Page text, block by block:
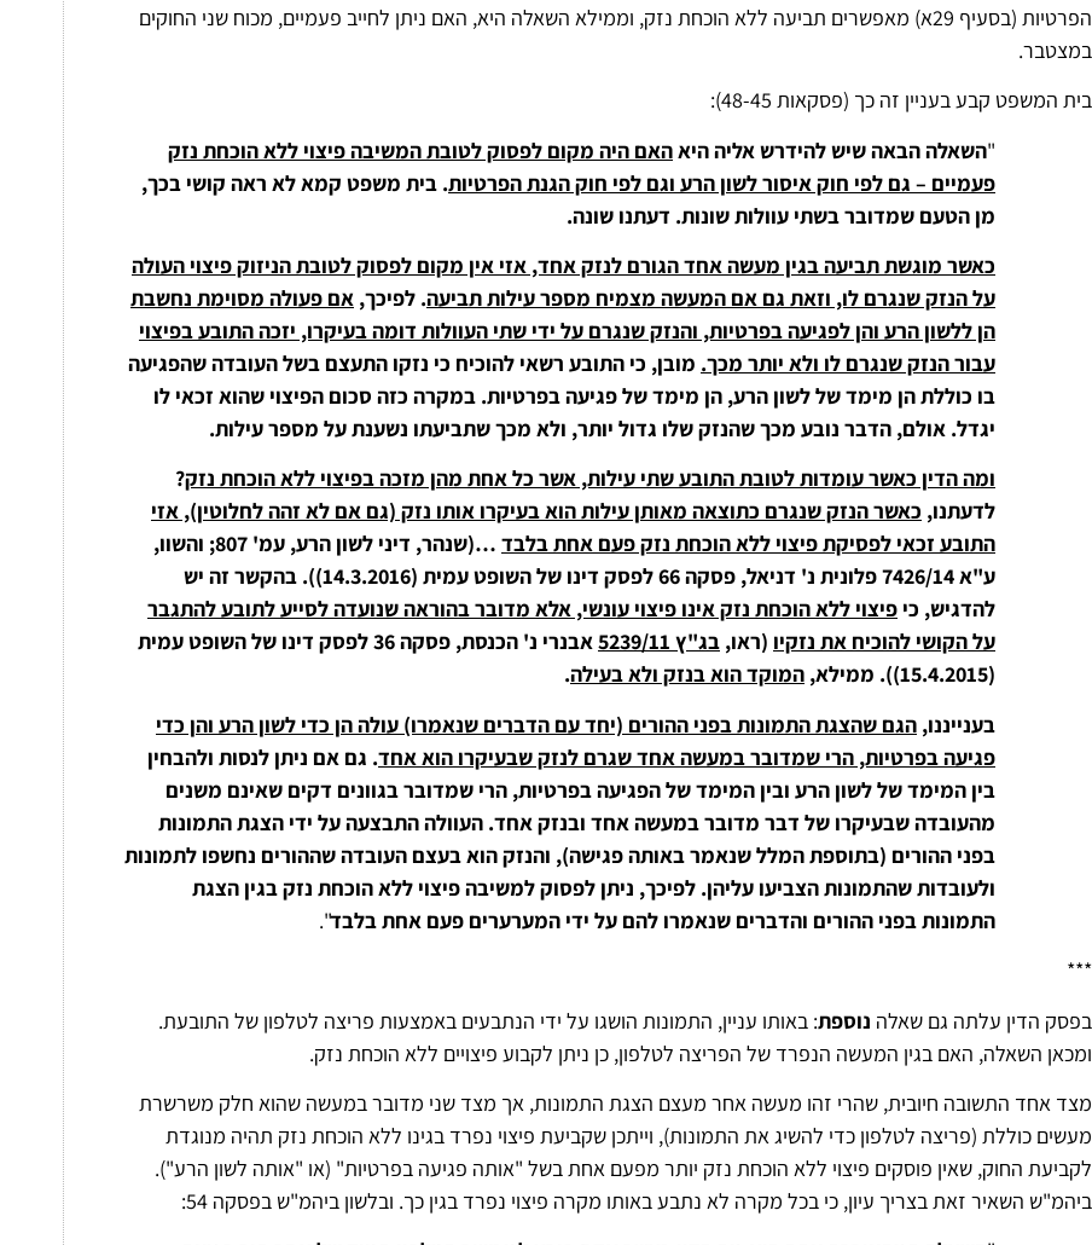
הפרטיות (בסעיף 29א) מאפשרים תביעה ללא הוכחת נזק, וממילא השאלה היא, האם ניתן לחייב פעמיים, מכוח שני החוקים
במצטבר.
בית המשפט קבע בעניין זה כך (פסקאות 48-45):
"השאלה הבאה שיש להידרש אליה היאהאם היה מקום לפסוק לטובת המשיבה פיצוי ללא הוכחת נזק
פעמיים – גם לפי חוק איסור לשון הרע וגם לפי חוק הגנת הפרטיות. בית משפט קמא לא ראה קושי בכך,
מן הטעם שמדובר בשתי עוולות שונות. דעתנו שונה.
כאשר מוגשת תביעה בגין מעשה אחד הגורם לנזק אחד, אזי אין מקום לפסוק לטובת הניזוק פיצוי העולה
על הנזק שנגרם לו, וזאת גם אם המעשה מצמיח מספר עילות תביעה. לפיכך, אם פעולה מסוימת נחשבת
הן ללשון הרע והן לפגיעה בפרטיות, והנזק שנגרם על ידי שתי העוולות דומה בעיקרו, יזכה התובע בפיצוי
עבור הנזק שנגרם לו ולא יותר מכך. מובן, כי התובע רשאי להוכיח כי נזקו התעצם בשל העובדה שהפגיעה
בו כוללת הן מימד של לשון הרע, הן מימד של פגיעה בפרטיות. במקרה כזה סכום הפיצוי שהוא זכאי לו
יגדל. אולם, הדבר נובע מכך שהנזק שלו גדול יותר, ולא מכך שתביעתו נשענת על מספר עילות.
ומה הדין כאשר עומדות לטובת התובע שתי עילות, אשר כל אחת מהן מזכה בפיצוי ללא הוכחת נזק?
לדעתנו, כאשר הנזק שנגרם כתוצאה מאותן עילות הוא בעיקרו אותו נזק (גם אם לא זהה לחלוטין), אזי
התובע זכאי לפסיקת פיצוי ללא הוכחת נזק פעם אחת בלבד
…(שנהר, דיני לשון הרע, עמ' 807; והשוו,
ע"א 7426/14 פלונית נ' דניאל, פסקה 66 לפסק דינו של השופט עמית (14.3.2016)). בהקשר זה יש
להדגיש, כי פיצוי ללא הוכחת נזק אינו פיצוי עונשי, אלא מדובר בהוראה שנועדה לסייע לתובע להתגבר
על הקושי להוכיח את נזקיו (ראו, בג"ץ 5239/11
אבנרי נ' הכנסת, פסקה 36 לפסק דינו של השופט עמית
(15.4.2015)). ממילא,
המוקד הוא בנזק ולא בעילה.
בענייננו, הגם שהצגת התמונות בפני ההורים (יחד עם הדברים שנאמרו) עולה הן כדי לשון הרע והן כדי
פגיעה בפרטיות, הרי שמדובר במעשה אחד שגרם לנזק שבעיקרו הוא אחד. גם אם ניתן לנסות ולהבחין
בין המימד של לשון הרע ובין המימד של הפגיעה בפרטיות, הרי שמדובר בגוונים דקים שאינם משנים
מהעובדה שבעיקרו של דבר מדובר במעשה אחד ובנזק אחד. העוולה התבצעה על ידי הצגת התמונות
בפני ההורים (בתוספת המלל שנאמר באותה פגישה), והנזק הוא בעצם העובדה שההורים נחשפו לתמונות
ולעובדות שהתמונות הצביעו עליהן. לפיכך, ניתן לפסוק למשיבה פיצוי ללא הוכחת נזק בגין הצגת
התמונות בפני ההורים והדברים שנאמרו להם על ידי המערערים פעם אחת בלבד".
***
בפסק הדין עלתה גם שאלה נוספת: באותו עניין, התמונות הושגו על ידי הנתבעים באמצעות פריצה לטלפון של התובעת.
ומכאן השאלה, האם בגין המעשה הנפרד של הפריצה לטלפון, כן ניתן לקבוע פיצויים ללא הוכחת נזק.
מצד אחד התשובה חיובית, שהרי זהו מעשה אחר מעצם הצגת התמונות, אך מצד שני מדובר במעשה שהוא חלק משרשרת
מעשים כוללת (פריצה לטלפון כדי להשיג את התמונות), וייתכן שקביעת פיצוי נפרד בגינו ללא הוכחת נזק תהיה מנוגדת
לקביעת החוק, שאין פוסקים פיצוי ללא הוכחת נזק יותר מפעם אחת בשל "אותה פגיעה בפרטיות" (או "אותה לשון הרע").
ביהמ"ש השאיר זאת בצריך עיון, כי בכל מקרה לא נתבע באותו מקרה פיצוי נפרד בגין כך. ובלשון ביהמ"ש בפסקה 54: